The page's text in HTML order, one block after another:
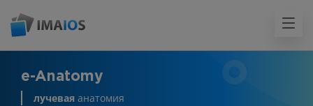
e-Anatomy
лучевая анатомия